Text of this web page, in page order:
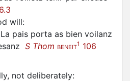
will:
La pais porta as bien voilanz
S Thom BENEIT1 106
not deliberately: